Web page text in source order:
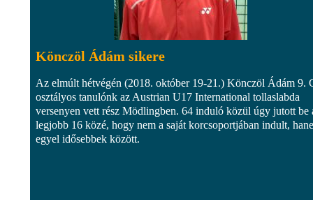
Könczöl Ádám sikere
Az elmúlt hétvégén (2018. október 19-21.) Könczöl Ádám 9.
osztályos tanulónk az Austrian U17 International tollaslabda
versenyen vett rész Mödlingben. 64 induló közül úgy jutott be
legjobb 16 közé, hogy nem a saját korcsoportjában indult,
egyel idősebbek között.